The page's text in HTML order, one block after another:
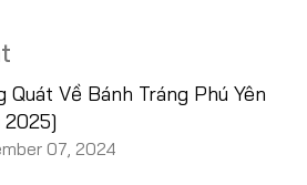
Quát Về Bánh Tráng Phú Yên
2025]
07, 2024